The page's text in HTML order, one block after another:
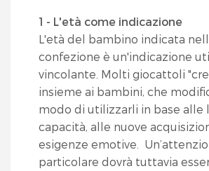
1 - L'età come indicazione
L'età del bambino indicata
confezione è un'indicazione
vincolante. Molti giocattoli
insieme ai bambini, che
modo di utilizzarli in base alle
capacità, alle nuove
esigenze emotive.
particolare dovrà tuttavia